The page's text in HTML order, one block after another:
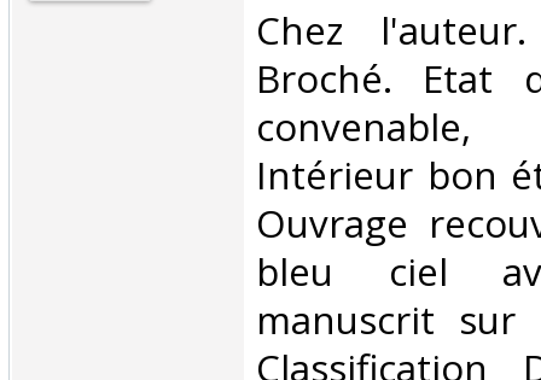
‎Chez
Broché. Etat
Intérieur bon
Ouvrage
bleu ciel
manuscrit
Classification